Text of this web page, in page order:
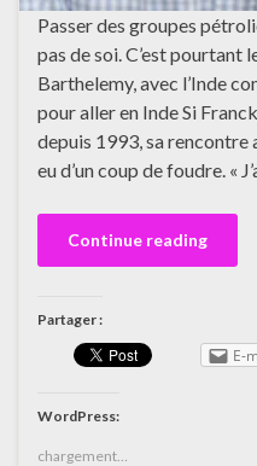
Passer des groupes
pas de soi. C’est pourtant
Barthelemy, avec l’Inde
pour aller en Inde Si
depuis 1993, sa rencontre
eu d’un coup de foudre. «
Continue reading
Partager :
E-
WordPress:
chargement…